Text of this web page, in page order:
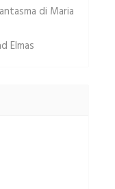
di Maria
Elmas